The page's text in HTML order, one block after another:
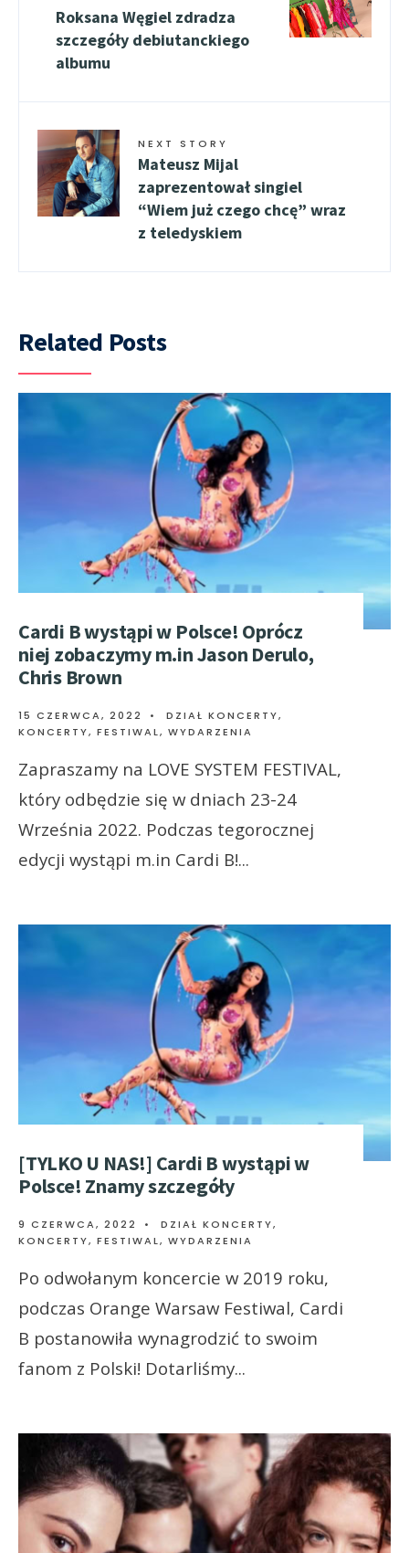
Roksana Węgiel zdradza
szczegóły debiutanckiego
albumu
NEXT STORY
Mateusz Mijal
zaprezentował singiel
“Wiem już czego chcę” wraz
z teledyskiem
Related Posts
Cardi B wystąpi w Polsce! Oprócz
niej zobaczymy m.in Jason Derulo,
Chris Brown
15 CZERWCA, 2022 • DZIAŁ KONCERTY,
KONCERTY, FESTIWAL, WYDARZENIA
Zapraszamy na LOVE SYSTEM FESTIVAL,
który odbędzie się w dniach 23-24
Września 2022. Podczas tegorocznej
edycji wystąpi m.in Cardi B!...
[TYLKO U NAS!] Cardi B wystąpi w
Polsce! Znamy szczegóły
9 CZERWCA, 2022 • DZIAŁ KONCERTY,
KONCERTY, FESTIWAL, WYDARZENIA
Po odwołanym koncercie w 2019 roku,
podczas Orange Warsaw Festiwal, Cardi
B postanowiła wynagrodzić to swoim
fanom z Polski! Dotarliśmy...